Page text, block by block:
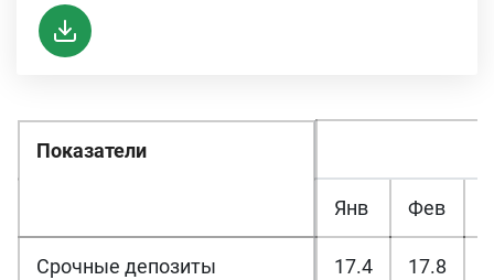
Показатели
Янв Фев
Срочные депозиты
17.4 17.8